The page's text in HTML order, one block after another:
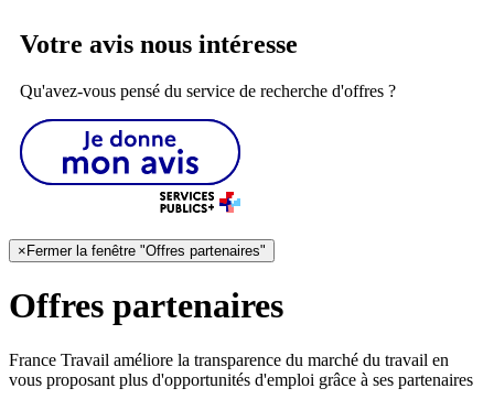
Votre avis nous intéresse
Qu'avez-vous pensé du service de recherche d'offres ?
× Fermer la fenêtre "Offres partenaires"
Offres partenaires
France Travail améliore la transparence du marché du travail en
vous proposant plus d'opportunités d'emploi grâce à ses partenaires